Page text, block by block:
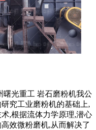
曙光重工 岩石磨粉机我公
究工业磨粉机的基础上,
,根据流体力学原理,潜心
效微粉磨机,从而解决了